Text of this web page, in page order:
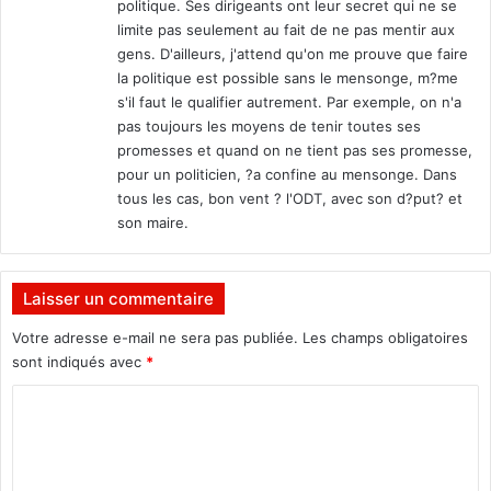
politique. Ses dirigeants ont leur secret qui ne se
limite pas seulement au fait de ne pas mentir aux
gens. D'ailleurs, j'attend qu'on me prouve que faire
la politique est possible sans le mensonge, m?me
s'il faut le qualifier autrement. Par exemple, on n'a
pas toujours les moyens de tenir toutes ses
promesses et quand on ne tient pas ses promesse,
pour un politicien, ?a confine au mensonge. Dans
tous les cas, bon vent ? l'ODT, avec son d?put? et
son maire.
Laisser un commentaire
Votre adresse e-mail ne sera pas publiée. Les champs obligatoires
sont indiqués avec *